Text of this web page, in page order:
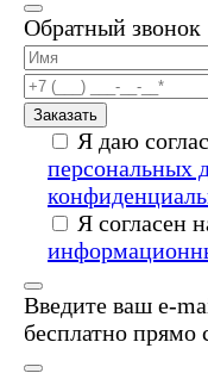
Обратный звонок
Заказать
Я даю
персональных
Я согласен
Введите ваш e-
бесплатно прямо